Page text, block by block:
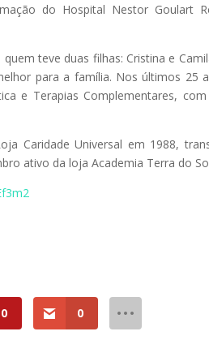
do Hospital Nestor Goulart
teve duas filhas: Cristina e
para a família. Nos últimos 25
e Terapias Complementares,
Caridade Universal em 1988,
ativo da loja Academia Terra do
0 0